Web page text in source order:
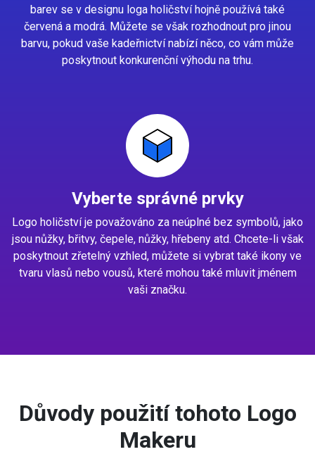
barev se v designu loga holičství hojně používá také
červená a modrá. Můžete se však rozhodnout pro jinou
barvu, pokud vaše kadeřnictví nabízí něco, co vám může
poskytnout konkurenční výhodu na trhu.
Vyberte správné prvky
Logo holičství je považováno za neúplné bez symbolů, jako
jsou nůžky, břitvy, čepele, nůžky, hřebeny atd. Chcete-li však
poskytnout zřetelný vzhled, můžete si vybrat také ikony ve
tvaru vlasů nebo vousů, které mohou také mluvit jménem
vaši značku.
Důvody použití tohoto Logo
Makeru